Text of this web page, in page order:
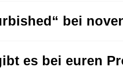
bei
es bei euren